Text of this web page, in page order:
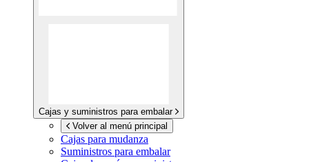
Cajas y suministros para embalar
Volver al menú principal
Cajas para mudanza
Suministros para embalar